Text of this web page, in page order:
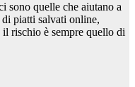
sono quelle che aiutano a
piatti salvati online,
rischio è sempre quello di